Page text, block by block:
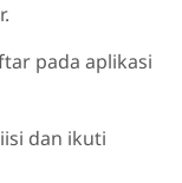
pada aplikasi
dan ikuti